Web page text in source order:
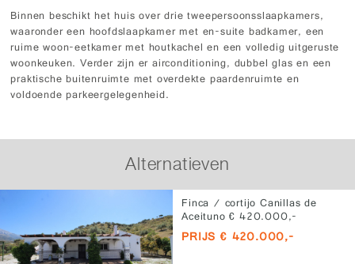
Binnen beschikt het huis over drie tweepersoonsslaapkamers,
waaronder een hoofdslaapkamer met en-suite badkamer, een
ruime woon-eetkamer met houtkachel en een volledig uitgeruste
woonkeuken. Verder zijn er airconditioning, dubbel glas en een
praktische buitenruimte met overdekte paardenruimte en
voldoende parkeergelegenheid.
Alternatieven
Finca / cortijo Canillas de
Aceituno € 420.000,-
PRIJS € 420.000,-